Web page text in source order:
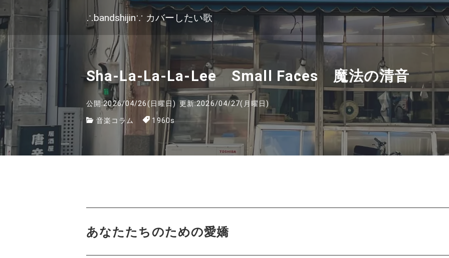
∴bandshijin∵ カバーしたい歌
Sha-La-La-La-Lee Small Faces 魔法の清音
公開:2026/04/26(日曜日) 更新:2026/04/27(月曜日)
音楽コラム
1960s
あなたたちのための愛嬌